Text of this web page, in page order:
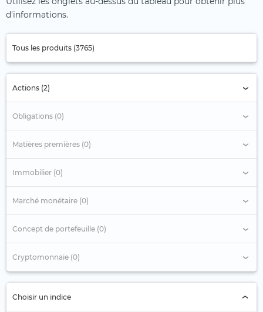
d'informations.
Tous les produits (3765)
Actions (2)
Obligations (0)
Matières premières (0)
Immobilier (0)
Marché monétaire (0)
Concept de portefeuille (0)
Cryptomonnaie (0)
Choisir un indice